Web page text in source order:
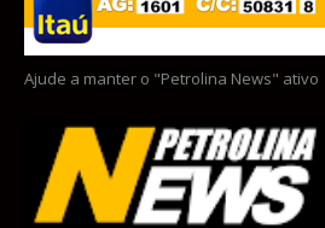
Ajude a manter o "Petrolina News" ativo